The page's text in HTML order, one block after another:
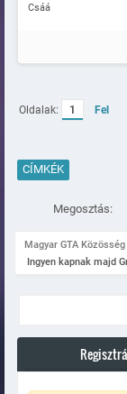
Csáá
Oldalak: 1
Fel
CÍMKÉK
Megosztás:
Magyar GTA Közösség
Ingyen kapnak majd